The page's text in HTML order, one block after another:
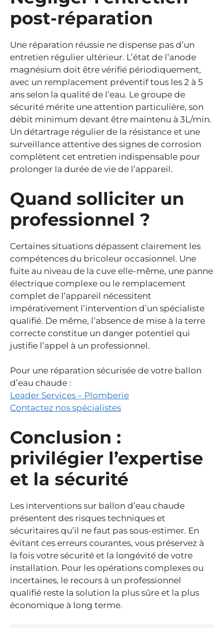
post-réparation
Une réparation réussie ne dispense pas d’un
entretien régulier ultérieur. L’état de l’anode
magnésium doit être vérifié périodiquement,
avec un remplacement préventif tous les 2 à 5
ans selon la qualité de l’eau. Le groupe de
sécurité mérite une attention particulière, son
débit minimum devant être maintenu à 3L/min.
Un détartrage régulier de la résistance et une
surveillance attentive des signes de corrosion
complètent cet entretien indispensable pour
prolonger la durée de vie de l’appareil.
Quand solliciter un
professionnel ?
Certaines situations dépassent clairement les
compétences du bricoleur occasionnel. Une
fuite au niveau de la cuve elle-même, une panne
électrique complexe ou le remplacement
complet de l’appareil nécessitent
impérativement l’intervention d’un spécialiste
qualifié. De même, l’absence de mise à la terre
correcte constitue un danger potentiel qui
justifie l’appel à un professionnel.
Pour une réparation sécurisée de votre ballon
d’eau chaude :
Leader Services – Plomberie
Contactez nos spécialistes
Conclusion :
privilégier l’expertise
et la sécurité
Les interventions sur ballon d’eau chaude
présentent des risques techniques et
sécuritaires qu’il ne faut pas sous-estimer. En
évitant ces erreurs courantes, vous préservez à
la fois votre sécurité et la longévité de votre
installation. Pour les opérations complexes ou
incertaines, le recours à un professionnel
qualifié reste la solution la plus sûre et la plus
économique à long terme.